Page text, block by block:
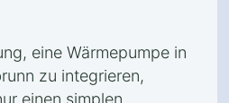
eine Wärmepumpe in
zu integrieren,
einen simplen